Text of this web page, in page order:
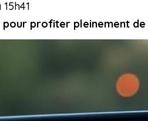
pour profiter pleinement